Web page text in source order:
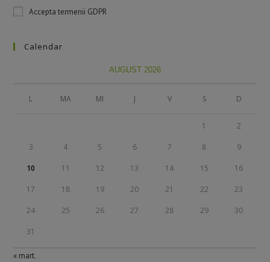
Accepta termenii GDPR
Calendar
AUGUST 2026
L MA MI J V S D
1 2
3 4 5 6 7 8 9
10 11 12 13 14 15 16
17 18 19 20 21 22 23
24 25 26 27 28 29 30
31
« mart.